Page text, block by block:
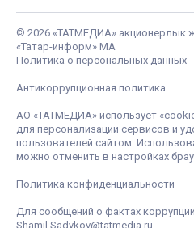
© 2026 «ТАТМЕДИА» акционерлык
«Татар-информ» МА
Политика о персональных данных
Антикоррупционная политика
АО «ТАТМЕДИА» использует
для персонализации сервисов и
пользователей сайтом.
можно отменить в настройках
Политика конфиденциальности
Для сообщений о фактах
Shamil.Sadykov@tatmedia.ru